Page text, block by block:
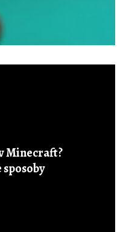
Minecraft?